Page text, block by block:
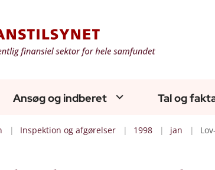
Ansøg og indberet Tal og
Inspektion og afgørelser 1998 jan